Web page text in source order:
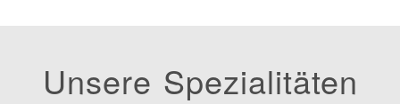
Unsere Spezialitäten